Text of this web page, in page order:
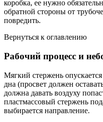
коробка, ее нужно
обратной стороны от
повредить.
Вернуться к оглавлению
Рабочий процесс и
Мягкий стержень
дна (просвет должен
должна давать воздуху
пластмассовый стержень
выбирается направление.